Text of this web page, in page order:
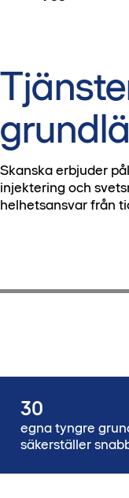
Skanska erbjuder
injektering och
helhetsansvar från
30
egna tyngre
säkerställer